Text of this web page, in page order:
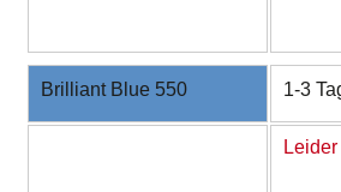
Brilliant Blue 550 1-3